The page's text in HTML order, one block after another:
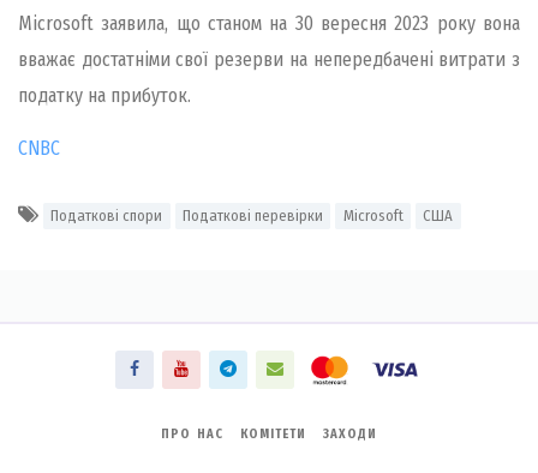
Microsoft заявила, що станом на 30 вересня 2023 року вона
вважає достатніми свої резерви на непередбачені витрати з
податку на прибуток.
CNBC
Податкові спори Податкові перевірки Microsoft США
ПРО НАС КОМІТЕТИ ЗАХОДИ